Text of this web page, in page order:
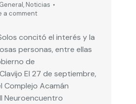
General, Noticias
a comment
concitó el interés y la
personas, entre ellas
de
El 27 de septiembre,
Complejo Acamán
Neuroencuentro